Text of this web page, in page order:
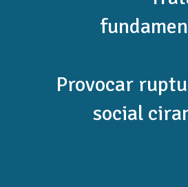
Provocar
social